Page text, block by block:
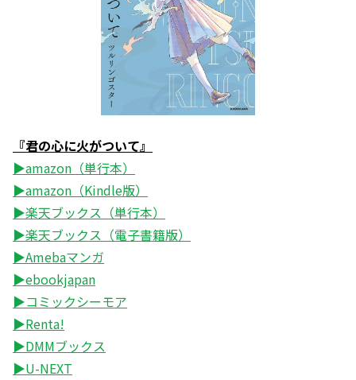
『君の心に火がついて』
▶amazon（単行本）
▶amazon（Kindle版）
▶楽天ブックス（単行本）
▶楽天ブックス（電子書籍版）
▶Amebaマンガ
▶ebookjapan
▶コミックシーモア
▶Renta!
▶DMMブックス
▶U-NEXT